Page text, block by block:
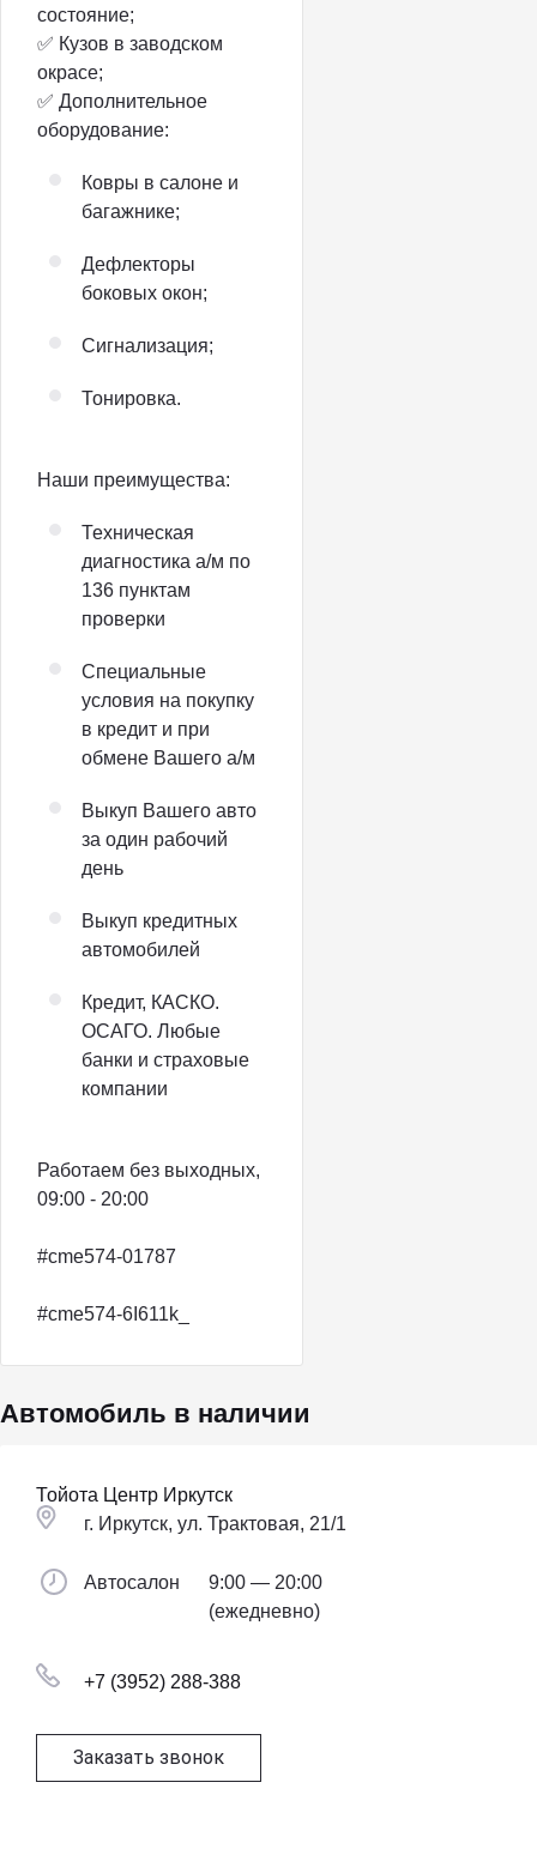
состояние;
✅ Кузов в заводском
окрасе;
✅ Дополнительное
оборудование:
Ковры в салоне и
багажнике;
Дефлекторы
боковых окон;
Сигнализация;
Тонировка.
Наши преимущества:
Техническая
диагностика а/м по
136 пунктам
проверки
Специальные
условия на покупку
в кредит и при
обмене Вашего а/м
Выкуп Вашего авто
за один рабочий
день
Выкуп кредитных
автомобилей
Кредит, КАСКО.
ОСАГО. Любые
банки и страховые
компании
Работаем без выходных,
09:00 - 20:00
#cme574-01787
#cme574-6I611k_
Автомобиль в наличии
Тойота Центр Иркутск
г. Иркутск, ул. Трактовая, 21/1
Автосалон
9:00 — 20:00
(ежедневно)
+7 (3952) 288-388
Заказать звонок